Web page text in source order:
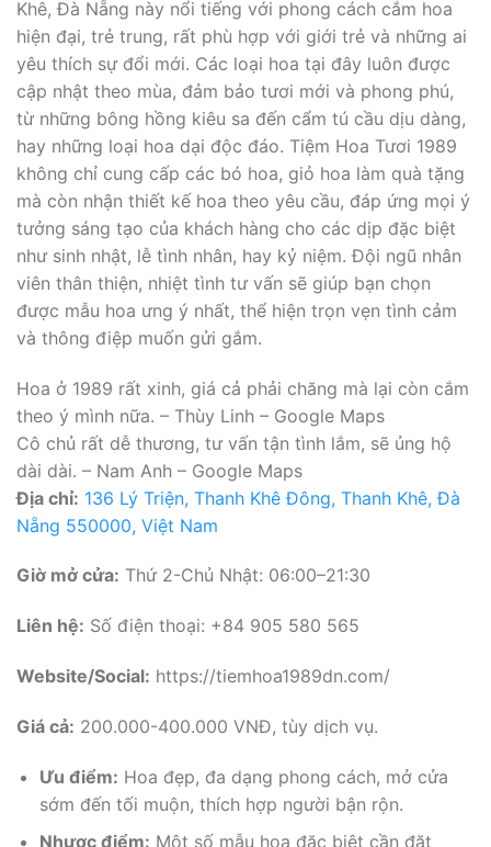
Khê, Đà Nẵng này nổi tiếng với phong cách cắm hoa
hiện đại, trẻ trung, rất phù hợp với giới trẻ và những ai
yêu thích sự đổi mới. Các loại hoa tại đây luôn được
cập nhật theo mùa, đảm bảo tươi mới và phong phú,
từ những bông hồng kiêu sa đến cẩm tú cầu dịu dàng,
hay những loại hoa dại độc đáo. Tiệm Hoa Tươi 1989
không chỉ cung cấp các bó hoa, giỏ hoa làm quà tặng
mà còn nhận thiết kế hoa theo yêu cầu, đáp ứng mọi ý
tưởng sáng tạo của khách hàng cho các dịp đặc biệt
như sinh nhật, lễ tình nhân, hay kỷ niệm. Đội ngũ nhân
viên thân thiện, nhiệt tình tư vấn sẽ giúp bạn chọn
được mẫu hoa ưng ý nhất, thể hiện trọn vẹn tình cảm
và thông điệp muốn gửi gắm.
Hoa ở 1989 rất xinh, giá cả phải chăng mà lại còn cắm
theo ý mình nữa. – Thùy Linh – Google Maps
Cô chủ rất dễ thương, tư vấn tận tình lắm, sẽ ủng hộ
dài dài. – Nam Anh – Google Maps
Địa chỉ: 136 Lý Triện, Thanh Khê Đông, Thanh Khê, Đà
Nẵng 550000, Việt Nam
Giờ mở cửa: Thứ 2-Chủ Nhật: 06:00–21:30
Liên hệ: Số điện thoại: +84 905 580 565
Website/Social: https://tiemhoa1989dn.com/
Giá cả: 200.000-400.000 VNĐ, tùy dịch vụ.
Ưu điểm: Hoa đẹp, đa dạng phong cách, mở cửa
sớm đến tối muộn, thích hợp người bận rộn.
Nhược điểm: Một số mẫu hoa đặc biệt cần đặt